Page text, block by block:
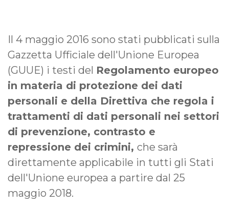
Il 4 maggio 2016 sono stati pubblicati sulla
Gazzetta Ufficiale dell'Unione Europea
(GUUE) i testi del Regolamento europeo
in materia di protezione dei dati
personali e della Direttiva che regola i
trattamenti di dati personali nei settori
di prevenzione, contrasto e
repressione dei crimini, che sarà
direttamente applicabile in tutti gli Stati
dell'Unione europea a partire dal 25
maggio 2018.